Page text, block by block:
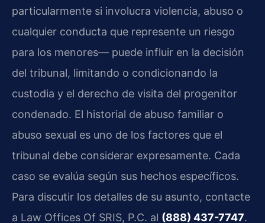
particularmente si involucra violencia, abuso o
cualquier conducta que represente un riesgo
para los menores— puede influir en la decisión
del tribunal, limitando o condicionando la
custodia y el derecho de visita del progenitor
condenado. El historial de abuso familiar o
abuso sexual es uno de los factores que el
tribunal debe considerar expresamente. Cada
caso se evalúa según sus hechos específicos.
Para discutir los detalles de su asunto, contacte
a Law Offices Of SRIS, P.C. al (888) 437-7747.